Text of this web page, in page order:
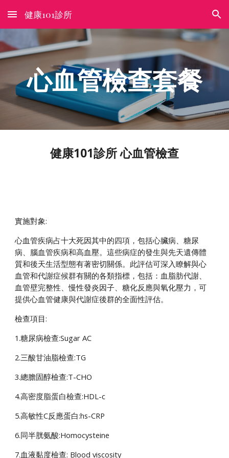
Skip to main content Skip to navigation
健康101診所
心血管檢查套餐
健康101診所 心血管檢查
實施對象:
心血管疾病占十大死因其中的四項，包括心臟病、糖尿
病、腦血管疾病和高血壓。這些病症的發生與先天遺傳體
質和後天生活型態有著密切關係。此評估可深入瞭解與心
血管和代謝症候群有關的各類指標，包括：血脂肪代謝、
血管壁完整性、慢性發炎因子、糖化反應與氧化壓力，可
提供心血管健康與代謝症後群的全面性評估。
檢查項目:
1.糖尿病檢查:Sugar AC
2.三酸甘油脂檢查:TG
3.總膽固醇檢查:T-CHO
4.高密度脂蛋白檢查:HDL-c
5.高敏性C反應蛋白:hs-CRP
6.同半胱氨酸:Homocysteine
7.血液黏度檢查: Blood viscosity